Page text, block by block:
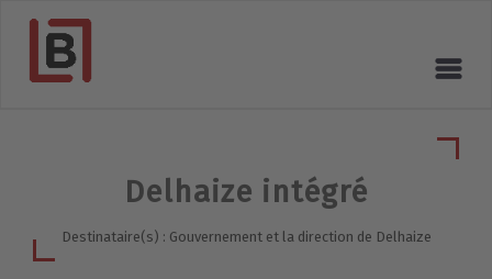
Delhaize intégré
Destinataire(s) : Gouvernement et la direction de Delhaize